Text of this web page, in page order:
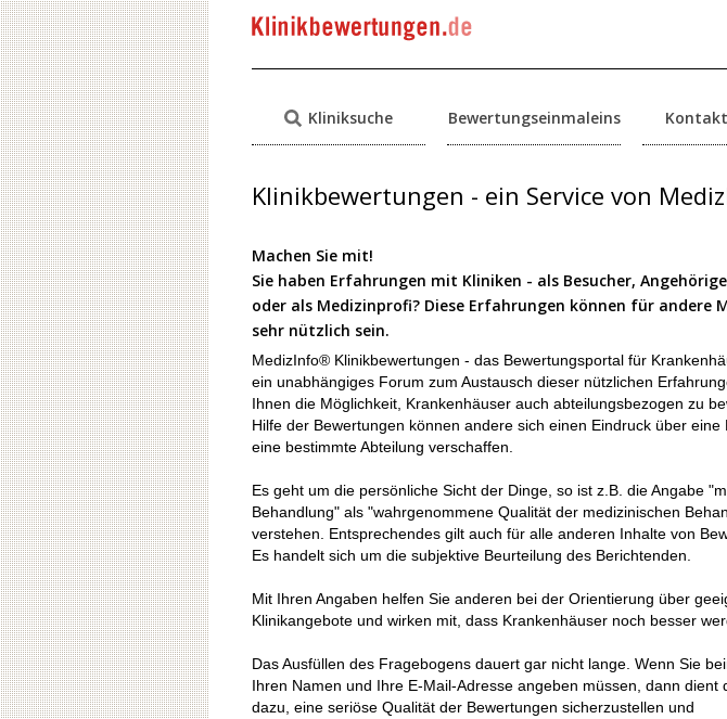
Kliniksuche Bewertungseinmaleins
Klinikbewertungen - ein Service von
Machen Sie mit!
Sie haben Erfahrungen mit Kliniken - als Besucher,
oder als Medizinprofi? Diese Erfahrungen können für andere
sehr nützlich sein.
MedizInfo® Klinikbewertungen - das Bewertungsportal für
ein unabhängiges Forum zum Austausch dieser nützlichen
Ihnen die Möglichkeit, Krankenhäuser auch abteilungsbezogen zu
Hilfe der Bewertungen können andere sich einen Eindruck über eine
eine bestimmte Abteilung verschaffen.
Es geht um die persönliche Sicht der Dinge, so ist z.B. die Angabe
Behandlung" als "wahrgenommene Qualität der medizinischen
verstehen. Entsprechendes gilt auch für alle anderen Inhalte von
Es handelt sich um die subjektive Beurteilung des Berichtenden.
Mit Ihren Angaben helfen Sie anderen bei der Orientierung über
Klinikangebote und wirken mit, dass Krankenhäuser noch besser
Das Ausfüllen des Fragebogens dauert gar nicht lange. Wenn Sie
Ihren Namen und Ihre E-Mail-Adresse angeben müssen, dann dient
dazu, eine seriöse Qualität der Bewertungen sicherzustellen und